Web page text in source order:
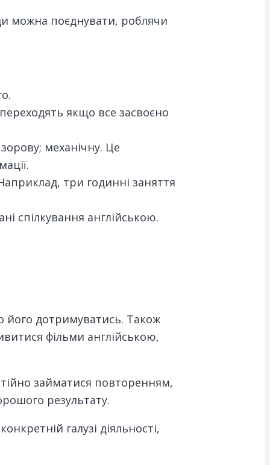
можна поєднувати, роблячи
якщо все засвоєно
механічну. Це
три годинні заняття
спілкування англійською.
його дотримуватись. Також
фільми англійською,
займатися повторенням,
результату.
галузі діяльності,